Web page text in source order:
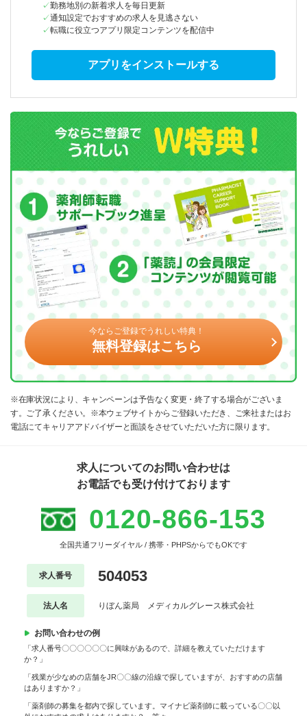
勤務地別の新着求人を毎日更新
通知設定でおすすめの求人を見逃さない
転職に役立つアプリ限定コンテンツを配信中
アプリをインストールする
今ならご登録でうれしい特典！
無料登録はこちら
※在庫状況により、キャンペーンは予告なく変更・終了する場合がございま
す。ご了承ください。※本ウェブサイトからご登録いただき、ご来社またはお
電話にてキャリアアドバイザーと面談をさせていただいた方に限ります。
求人についてのお問い合わせは
お電話でも受け付けております
0120-866-153
全国共通フリーダイヤル / 携帯・PHPSからでもOKです
求人番号 504053
法人名 りぼん薬局 メディカルグレース株式会社
お問い合わせの例
「求人番号〇〇〇〇〇〇に興味があるので、詳細を教えていただけます
か？」
「残業が少なめの店舗をJR〇〇線の沿線で探していますが、おすすめの店舗
はありますか？」
「薬剤師の募集を都内で探しています。マイナビ薬剤師に載っている〇〇以